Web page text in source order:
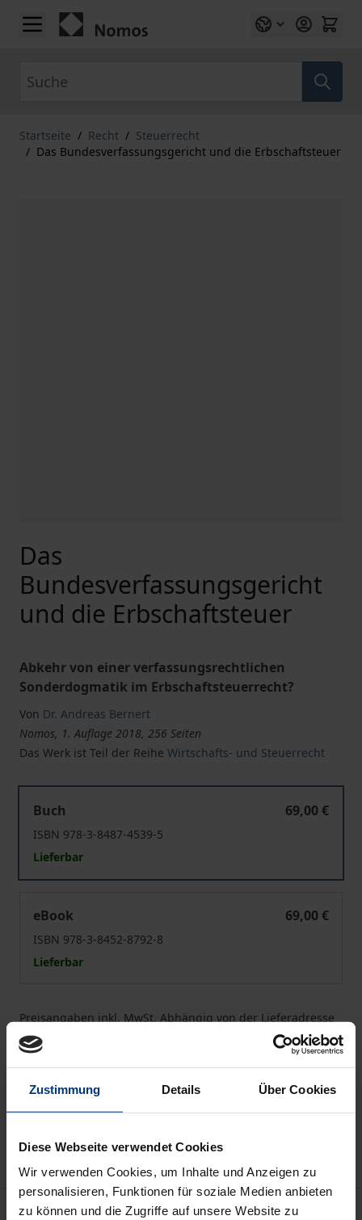
Zustimmung Details Über Cookies
Diese Webseite verwendet Cookies
Wir verwenden Cookies, um Inhalte und Anzeigen zu
personalisieren, Funktionen für soziale Medien anbieten
zu können und die Zugriffe auf unsere Website zu
Zum Inhalt springen
Startseite / Recht / Steuerrecht
/ Das Bundesverfassungsgericht und die Erbschaftsteuer
Das
Bundesverfassungsgericht
und die Erbschaftsteuer
Abkehr von einer verfassungsrechtlichen
Sonderdogmatik im Erbschaftsteuerrecht?
Von Dr. Andreas Bernert
Nomos, 1. Auflage 2018, 256 Seiten
Das Werk ist Teil der Reihe Wirtschafts- und Steuerrecht
Buch
69,00 €
ISBN 978-3-8487-4539-5
Lieferbar
eBook
69,00 €
ISBN 978-3-8452-8792-8
Lieferbar
Preisangaben inkl. MwSt. Abhängig von der Lieferadresse
kann die MwSt. an der Kasse variieren.
Zur Wunschliste hinzufügen
Beschreibung